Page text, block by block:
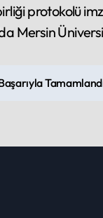
protokolü
Mersin